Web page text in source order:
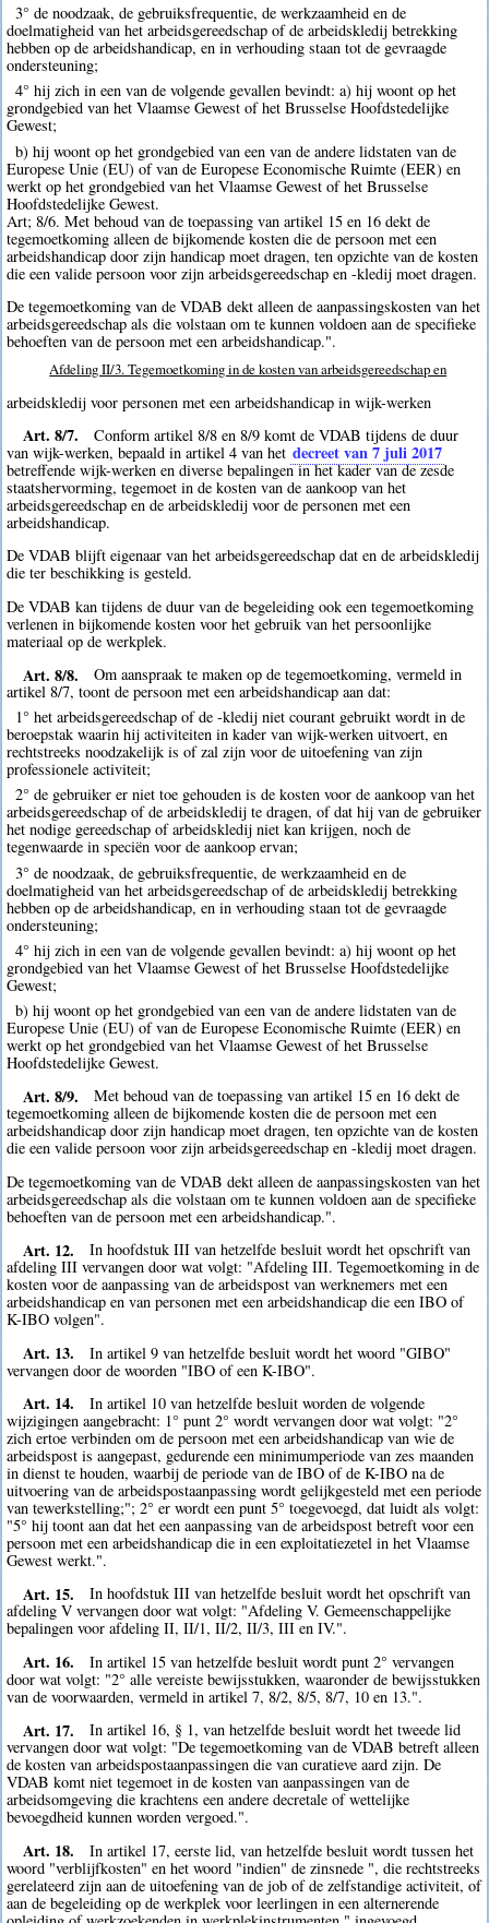
3° de noodzaak, de gebruiksfrequentie, de werkzaamheid en de
doelmatigheid van het arbeidsgereedschap of de arbeidskledij betrekking
hebben op de arbeidshandicap, en in verhouding staan tot de gevraagde
ondersteuning;
4° hij zich in een van de volgende gevallen bevindt: a) hij woont op het
grondgebied van het Vlaamse Gewest of het Brusselse Hoofdstedelijke
Gewest;
b) hij woont op het grondgebied van een van de andere lidstaten van de
Europese Unie (EU) of van de Europese Economische Ruimte (EER) en
werkt op het grondgebied van het Vlaamse Gewest of het Brusselse
Hoofdstedelijke Gewest.
Art; 8/6. Met behoud van de toepassing van artikel 15 en 16 dekt de
tegemoetkoming alleen de bijkomende kosten die de persoon met een
arbeidshandicap door zijn handicap moet dragen, ten opzichte van de kosten
die een valide persoon voor zijn arbeidsgereedschap en -kledij moet dragen.
De tegemoetkoming van de VDAB dekt alleen de aanpassingskosten van het
arbeidsgereedschap als die volstaan om te kunnen voldoen aan de specifieke
behoeften van de persoon met een arbeidshandicap.".
Afdeling II/3. Tegemoetkoming in de kosten van arbeidsgereedschap en
arbeidskledij voor personen met een arbeidshandicap in wijk-werken
Art. 8/7.
Conform artikel 8/8 en 8/9 komt de VDAB tijdens de duur
van wijk-werken, bepaald in artikel 4 van het decreet van 7 juli 2017
betreffende wijk-werken en diverse bepalingen in het kader van de zesde
staatshervorming, tegemoet in de kosten van de aankoop van het
arbeidsgereedschap en de arbeidskledij voor de personen met een
arbeidshandicap.
De VDAB blijft eigenaar van het arbeidsgereedschap dat en de arbeidskledij
die ter beschikking is gesteld.
De VDAB kan tijdens de duur van de begeleiding ook een tegemoetkoming
verlenen in bijkomende kosten voor het gebruik van het persoonlijke
materiaal op de werkplek.
Art. 8/8.
Om aanspraak te maken op de tegemoetkoming, vermeld in
artikel 8/7, toont de persoon met een arbeidshandicap aan dat:
1° het arbeidsgereedschap of de -kledij niet courant gebruikt wordt in de
beroepstak waarin hij activiteiten in kader van wijk-werken uitvoert, en
rechtstreeks noodzakelijk is of zal zijn voor de uitoefening van zijn
professionele activiteit;
2° de gebruiker er niet toe gehouden is de kosten voor de aankoop van het
arbeidsgereedschap of de arbeidskledij te dragen, of dat hij van de gebruiker
het nodige gereedschap of arbeidskledij niet kan krijgen, noch de
tegenwaarde in speciën voor de aankoop ervan;
3° de noodzaak, de gebruiksfrequentie, de werkzaamheid en de
doelmatigheid van het arbeidsgereedschap of de arbeidskledij betrekking
hebben op de arbeidshandicap, en in verhouding staan tot de gevraagde
ondersteuning;
4° hij zich in een van de volgende gevallen bevindt: a) hij woont op het
grondgebied van het Vlaamse Gewest of het Brusselse Hoofdstedelijke
Gewest;
b) hij woont op het grondgebied van een van de andere lidstaten van de
Europese Unie (EU) of van de Europese Economische Ruimte (EER) en
werkt op het grondgebied van het Vlaamse Gewest of het Brusselse
Hoofdstedelijke Gewest.
Art. 8/9.
Met behoud van de toepassing van artikel 15 en 16 dekt de
tegemoetkoming alleen de bijkomende kosten die de persoon met een
arbeidshandicap door zijn handicap moet dragen, ten opzichte van de kosten
die een valide persoon voor zijn arbeidsgereedschap en -kledij moet dragen.
De tegemoetkoming van de VDAB dekt alleen de aanpassingskosten van het
arbeidsgereedschap als die volstaan om te kunnen voldoen aan de specifieke
behoeften van de persoon met een arbeidshandicap.".
Art. 12.
In hoofdstuk III van hetzelfde besluit wordt het opschrift van
afdeling III vervangen door wat volgt: "Afdeling III. Tegemoetkoming in de
kosten voor de aanpassing van de arbeidspost van werknemers met een
arbeidshandicap en van personen met een arbeidshandicap die een IBO of
K-IBO volgen".
Art. 13.
In artikel 9 van hetzelfde besluit wordt het woord "GIBO"
vervangen door de woorden "IBO of een K-IBO".
Art. 14.
In artikel 10 van hetzelfde besluit worden de volgende
wijzigingen aangebracht: 1° punt 2° wordt vervangen door wat volgt: "2°
zich ertoe verbinden om de persoon met een arbeidshandicap van wie de
arbeidspost is aangepast, gedurende een minimumperiode van zes maanden
in dienst te houden, waarbij de periode van de IBO of de K-IBO na de
uitvoering van de arbeidspostaanpassing wordt gelijkgesteld met een periode
van tewerkstelling;"; 2° er wordt een punt 5° toegevoegd, dat luidt als volgt:
"5° hij toont aan dat het een aanpassing van de arbeidspost betreft voor een
persoon met een arbeidshandicap die in een exploitatiezetel in het Vlaamse
Gewest werkt.".
Art. 15.
In hoofdstuk III van hetzelfde besluit wordt het opschrift van
afdeling V vervangen door wat volgt: "Afdeling V. Gemeenschappelijke
bepalingen voor afdeling II, II/1, II/2, II/3, III en IV.".
Art. 16.
In artikel 15 van hetzelfde besluit wordt punt 2° vervangen
door wat volgt: "2° alle vereiste bewijsstukken, waaronder de bewijsstukken
van de voorwaarden, vermeld in artikel 7, 8/2, 8/5, 8/7, 10 en 13.".
Art. 17.
In artikel 16, § 1, van hetzelfde besluit wordt het tweede lid
vervangen door wat volgt: "De tegemoetkoming van de VDAB betreft alleen
de kosten van arbeidspostaanpassingen die van curatieve aard zijn. De
VDAB komt niet tegemoet in de kosten van aanpassingen van de
arbeidsomgeving die krachtens een andere decretale of wettelijke
bevoegdheid kunnen worden vergoed.".
Art. 18.
In artikel 17, eerste lid, van hetzelfde besluit wordt tussen het
woord "verblijfkosten" en het woord "indien" de zinsnede ", die rechtstreeks
gerelateerd zijn aan de uitoefening van de job of de zelfstandige activiteit, of
aan de begeleiding op de werkplek voor leerlingen in een alternerende